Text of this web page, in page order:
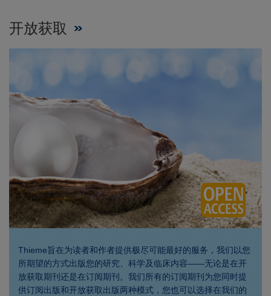
开放获取
Thieme旨在为读者和作者提供极尽可能最好的服务，我们以您
所期望的方式出版您的研究、科学及临床内容——无论是在开
放获取期刊还是在订阅期刊。我们所有的订阅期刊为您同时提
供订阅出版和开放获取出版两种模式，您也可以选择在我们的